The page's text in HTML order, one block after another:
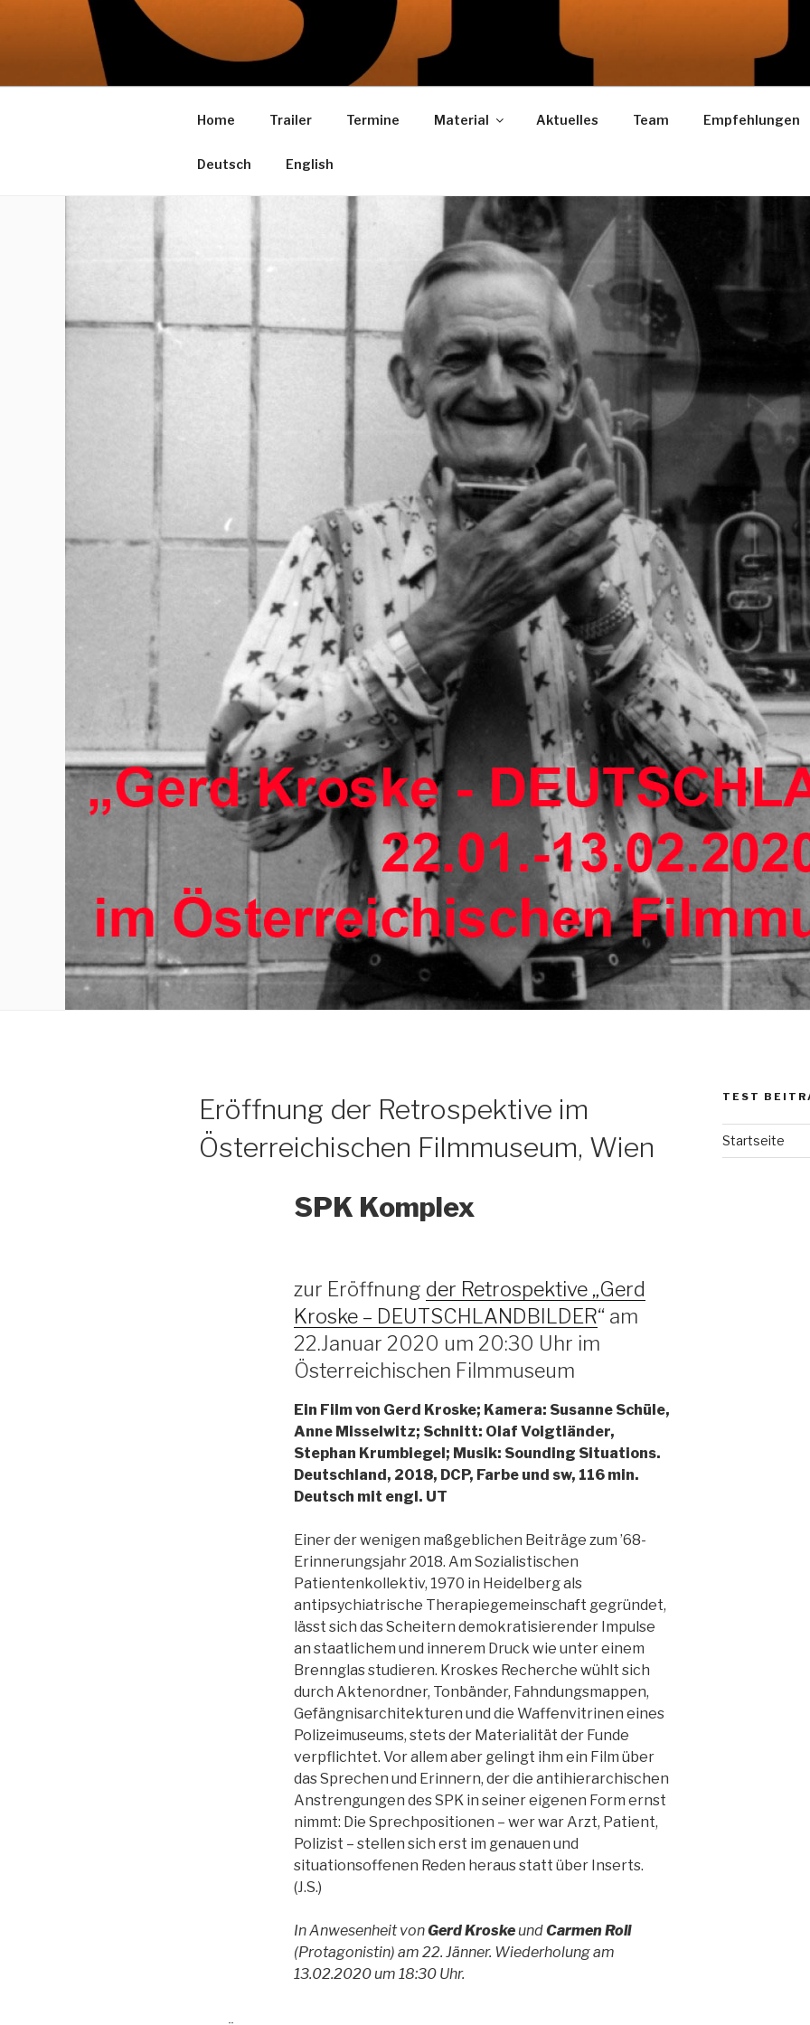
SPK KOMPLEX
ein Film von Gerd Kroske
Home Trailer Termine Material Aktuelles Team Empfehlungen
Deutsch English
Eröffnung der Retrospektive im
Österreichischen Filmmuseum, Wien
SPK Komplex
zur Eröffnung der Retrospektive „Gerd
Kroske – DEUTSCHLANDBILDER“ am
22.Januar 2020 um 20:30 Uhr im
Österreichischen Filmmuseum
Ein Film von Gerd Kroske; Kamera: Susanne Schüle,
Anne Misselwitz; Schnitt: Olaf Voigtländer,
Stephan Krumbiegel; Musik: Sounding Situations.
Deutschland, 2018, DCP, Farbe und sw, 116 min.
Deutsch mit engl. UT
Einer der wenigen maßgeblichen Beiträge zum ’68-
Erinnerungsjahr 2018. Am Sozialistischen
Patientenkollektiv, 1970 in Heidelberg als
antipsychiatrische Therapiegemeinschaft gegründet,
lässt sich das Scheitern demokratisierender Impulse
an staatlichem und innerem Druck wie unter einem
Brennglas studieren. Kroskes Recherche wühlt sich
durch Aktenordner, Tonbänder, Fahndungsmappen,
Gefängnisarchitekturen und die Waffenvitrinen eines
Polizeimuseums, stets der Materialität der Funde
verpflichtet. Vor allem aber gelingt ihm ein Film über
das Sprechen und Erinnern, der die antihierarchischen
Anstrengungen des SPK in seiner eigenen Form ernst
nimmt: Die Sprechpositionen – wer war Arzt, Patient,
Polizist – stellen sich erst im genauen und
situationsoffenen Reden heraus statt über Inserts.
(J.S.)
In Anwesenheit vonGerd KroskeundCarmen Roll
(Protagonistin) am 22. Jänner. Wiederholung am
13.02.2020 um 18:30 Uhr.
TEST
Startseite